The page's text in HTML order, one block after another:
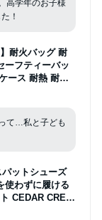
高学年のお子様
！
耐火バッグ 耐
ーフティーバッ
ース 耐熱 耐水
袋 耐火 バッグ
て…私と子ども
パットシューズ
使わずに履ける
CEDAR CRES
2E ローカッ